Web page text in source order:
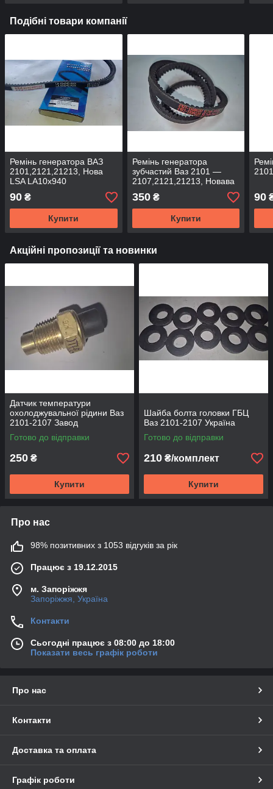
Подібні товари компанії
Ремінь генератора ВАЗ
2101,2121,21213, Нова
LSA LA10х940
90 ₴
Купити
Ремінь генератора
зубчастий Ваз 2101 —
2107,2121,21213, Новава
БРТ
350₴
Купити
90
Акційні пропозиції та новинки
Датчик температури
охолоджувальної рідини Ваз
2101-2107 Завод
Готово до відправки
250 ₴
Купити
Шайба болта головки ГБЦ
Ваз 2101-2107 Україна
Готово до відправки
210 ₴/комплект
Купити
Про нас
98% позитивних з 1053 відгуків за рік
Працює з 19.12.2015
м. Запоріжжя
Запоріжжя, Україна
Контакти
Сьогодні працює з 08:00 до 18:00
Показати весь графік роботи
Про нас
Контакти
Доставка та оплата
Графік роботи